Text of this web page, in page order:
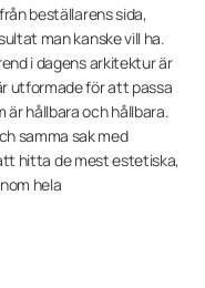
beställarens sida,
man kanske vill ha.
i dagens arkitektur är
utformade för att passa
är hållbara och hållbara.
samma sak med
hitta de mest estetiska,
hela